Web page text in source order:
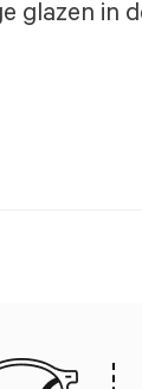
glazen in